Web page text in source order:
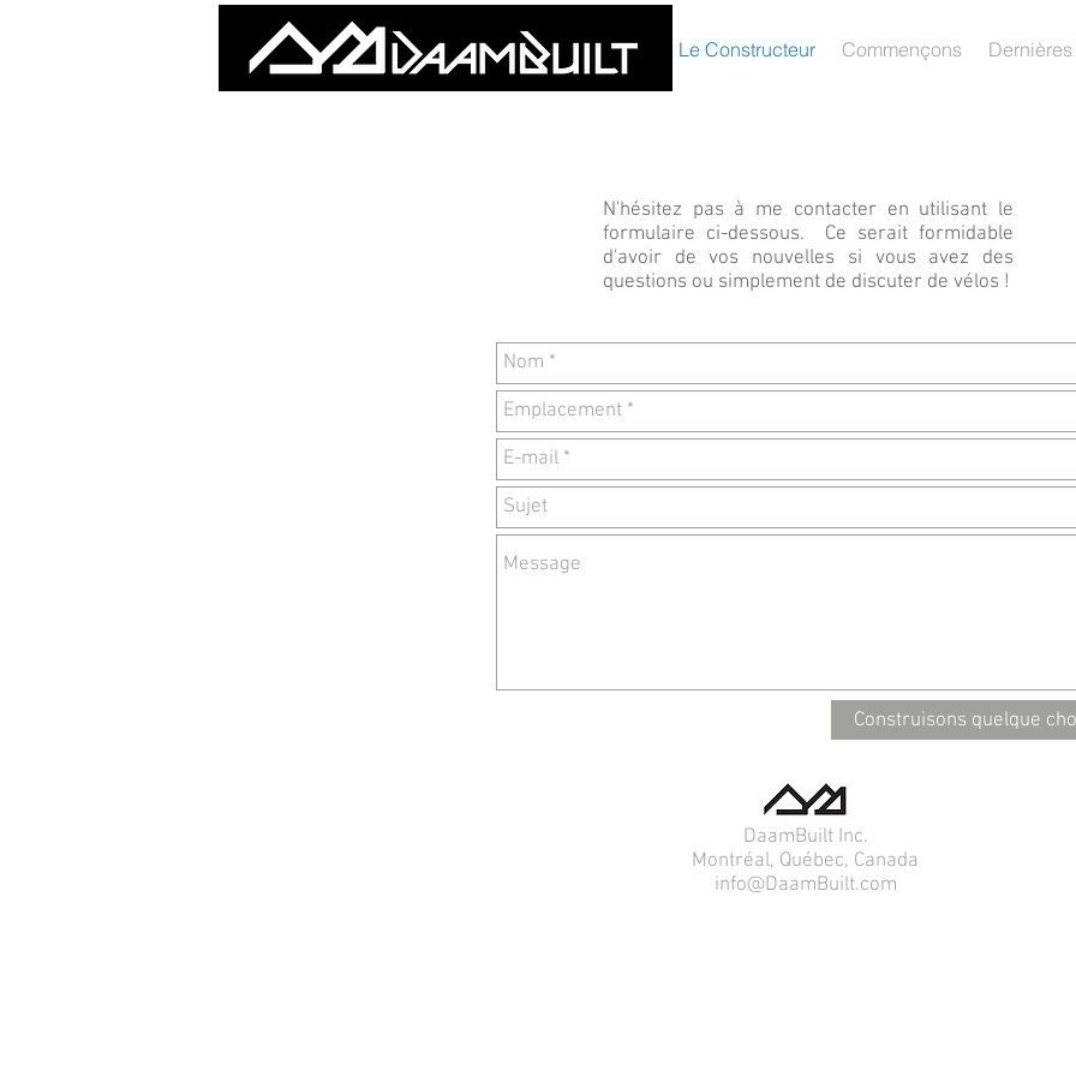
Le Constructeur Commençons
N'hésitez pas à me contacter en utilisant le
formulaire ci-dessous. Ce serait formidable
d'avoir de vos nouvelles si vous avez des
questions ou simplement de discuter de vélos !
Construisons quelque
DaamBuilt Inc.
Montréal, Québec, Canada
info@DaamBuilt.com